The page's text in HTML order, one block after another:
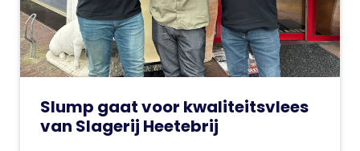
Slump gaat voor kwaliteitsvlees
van Slagerij Heetebrij